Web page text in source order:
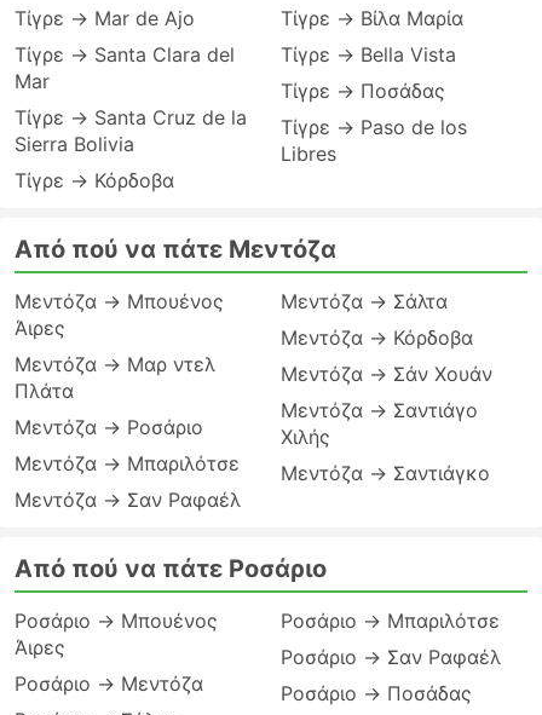
Τίγρε → Mar de Ajo
Τίγρε → Santa Clara del
Mar
Τίγρε → Santa Cruz de la
Sierra Bolivia
Τίγρε → Κόρδοβα
Τίγρε → Βίλα Μαρία
Τίγρε → Bella Vista
Τίγρε → Ποσάδας
Τίγρε → Paso de los
Libres
Από πού να πάτε Μεντόζα
Μεντόζα → Μπουένος
Άιρες
Μεντόζα → Μαρ ντελ
Πλάτα
Μεντόζα → Ροσάριο
Μεντόζα → Μπαριλότσε
Μεντόζα → Σαν Ραφαέλ
Μεντόζα → Σάλτα
Μεντόζα → Κόρδοβα
Μεντόζα → Σάν Χουάν
Μεντόζα → Σαντιάγο
Χιλής
Μεντόζα → Σαντιάγκο
Από πού να πάτε Ροσάριο
Ροσάριο → Μπουένος
Άιρες
Ροσάριο → Μεντόζα
Ροσάριο → Μπαριλότσε
Ροσάριο → Σαν Ραφαέλ
Ροσάριο → Ποσάδας